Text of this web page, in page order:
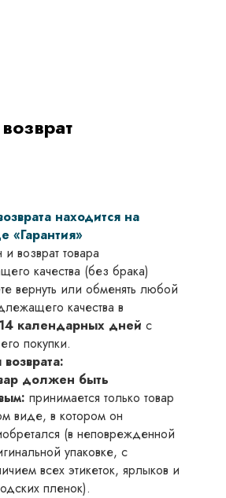
находится на
«Гарантия»
возврат товара
качества (без брака)
вернуть или обменять любой
качества в
14 календарных дней с
покупки.
должен быть
принимается только товар
виде, в котором он
(в неповрежденной
упаковке, с
всех этикеток, ярлыков и
пленок).